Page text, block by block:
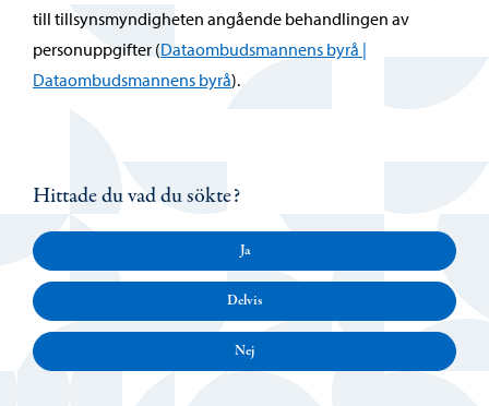
till tillsynsmyndigheten angående behandlingen av
personuppgifter (Dataombudsmannens byrå |
Dataombudsmannens byrå).
Hittade du vad du sökte?
Ja
Delvis
Nej